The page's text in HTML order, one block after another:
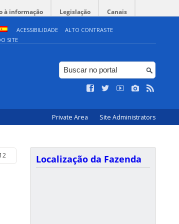
à informação Legislação Canais
ACESSIBILIDADE
ALTO CONTRASTE
SITE
Private Area Site Administrators
Localização da Fazenda